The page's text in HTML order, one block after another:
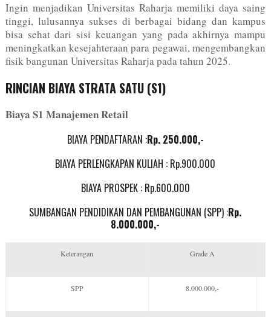
Ingin menjadikan Universitas Raharja memiliki daya saing
tinggi, lulusannya sukses di berbagai bidang dan kampus
bisa sehat dari sisi keuangan yang pada akhirnya mampu
meningkatkan kesejahteraan para pegawai, mengembangkan
fisik bangunan Universitas Raharja pada tahun 2025.
RINCIAN BIAYA STRATA SATU (S1)
Biaya S1 Manajemen Retail
BIAYA PENDAFTARAN :Rp. 250.000,-
BIAYA PERLENGKAPAN KULIAH : Rp.900.000
BIAYA PROSPEK : Rp.600.000
SUMBANGAN PENDIDIKAN DAN PEMBANGUNAN (SPP) :Rp.
8.000.000,-
Keterangan Grade A
SPP 8.000.000,-